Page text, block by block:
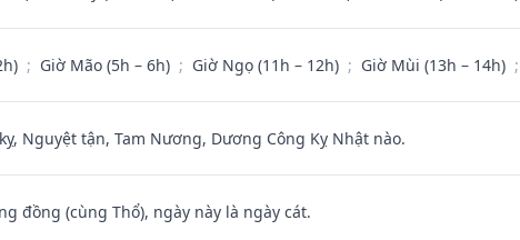
; Giờ Mão (5h – 6h) ; Giờ Ngọ (11h – 12h) ; Giờ Mùi (13h – 14h) ;
Nguyệt tận, Tam Nương, Dương Công Kỵ Nhật nào.
đồng (cùng Thổ), ngày này là ngày cát.